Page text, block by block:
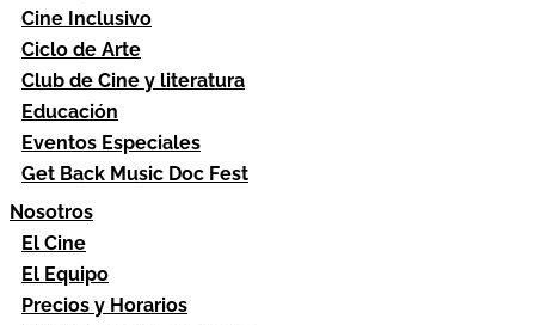
Cine Inclusivo
Ciclo de Arte
Club de Cine y literatura
Educación
Eventos Especiales
Get Back Music Doc Fest
Nosotros
El Cine
El Equipo
Precios y Horarios